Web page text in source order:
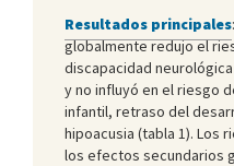
Resultados principales
globalmente redujo el
discapacidad
y no influyó en el riesgo
infantil, retraso del
hipoacusia (tabla 1). Los
los efectos secundarios